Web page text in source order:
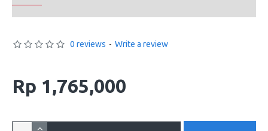
0 reviews - Write a review
Rp 1,765,000